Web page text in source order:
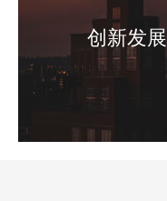
创新发展